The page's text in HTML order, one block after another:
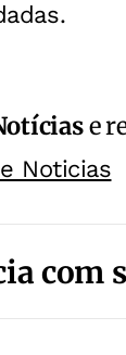
e
Noticias
com